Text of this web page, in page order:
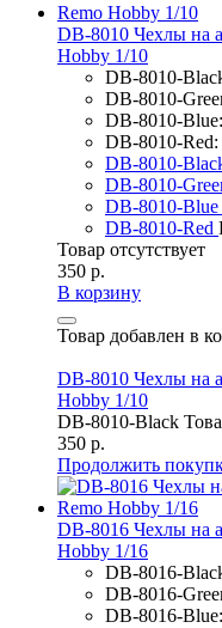
DB-8010 Чехлы на
Hobby 1/10
DB-8010-
DB-8010-
DB-8010-
DB-8010-
DB-8010-
DB-8010-
DB-8010-Blue
DB-8010-Red
Товар отсутствует
350 р.
В корзину
Товар добавлен в
DB-8010 Чехлы на
Hobby 1/10
DB-8010-Black
350 р.
Продолжить
DB-8016 Чехлы на
Hobby 1/16
DB-8016-
DB-8016-
DB-8016-